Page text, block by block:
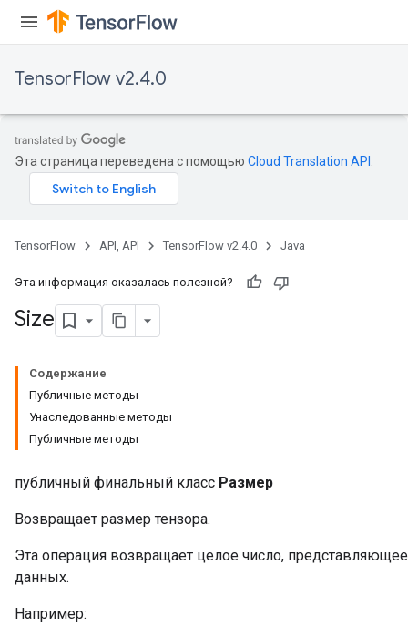
TensorFlow v2.4.0
Эта страница переведена с помощью Cloud Translation API
TensorFlow API, API TensorFlow v2.4.0 Java
Эта информация оказалась полезной?
Size
Содержание
Публичные методы
Унаследованные методы
Публичные методы
публичный финальный класс Размер
Возвращает размер тензора.
Эта операция возвращает целое число,
данных.
Например: